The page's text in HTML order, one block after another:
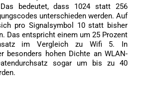
bedeutet, dass 1024 statt 256
unterschieden werden. Auf
pro Signalsymbol 10 statt bisher
Das entspricht einem um 25 Prozent
im Vergleich zu Wifi 5. In
besonders hohen Dichte an WLAN-
sogar um bis zu 40